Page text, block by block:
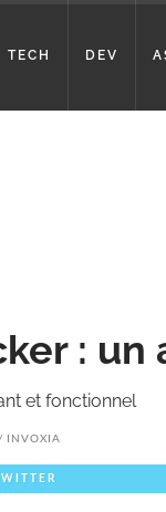
TECH DEV
:
et fonctionnel
INVOXIA